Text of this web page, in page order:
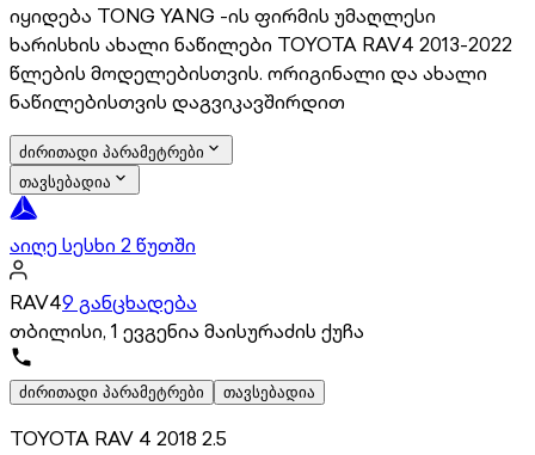
იყიდება TONG YANG -ის ფირმის უმაღლესი
ხარისხის ახალი ნაწილები TOYOTA RAV4 2013-2022
წლების მოდელებისთვის. ორიგინალი და ახალი
ნაწილებისთვის დაგვიკავშირდით
ძირითადი პარამეტრები
თავსებადია
აიღე სესხი 2 წუთში
RAV49 განცხადება
თბილისი, 1 ევგენია მაისურაძის ქუჩა
ძირითადი პარამეტრები თავსებადია
TOYOTA RAV 4 2018 2.5